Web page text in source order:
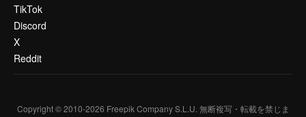
TikTok
Discord
X
Reddit
Copyright © 2010-2026 Freepik Company S.L.U. 無断複写・転載を禁じま